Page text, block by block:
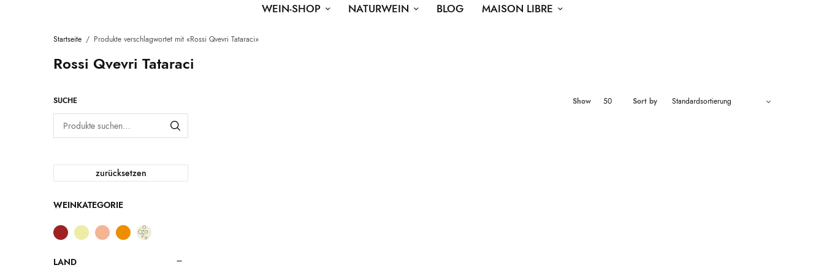
WEIN-SHOP NATURWEIN BLOG MAISON LIBRE
Startseite / Produkte verschlagwortet mit «Rossi Qvevri Tataraci»
Rossi Qvevri Tataraci
SUCHE
zurücksetzen
WEINKATEGORIE
LAND
Show 50 Sort by